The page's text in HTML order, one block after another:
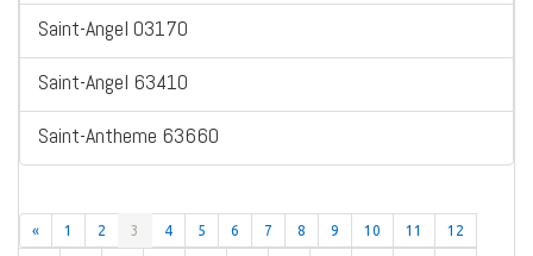
Saint-Angel 03170
Saint-Angel 63410
Saint-Antheme 63660
« 1 2 3 4 5 6 7 8 9 10 11 12